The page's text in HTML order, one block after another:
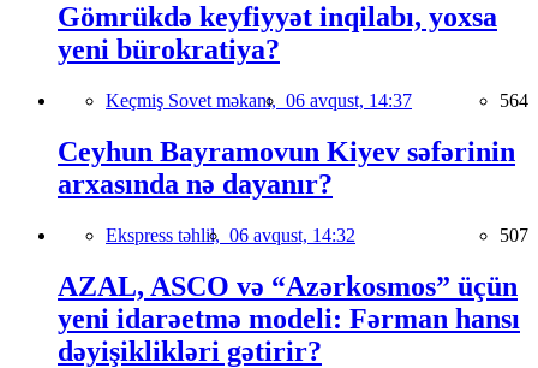
Gömrükdə keyfiyyət inqilabı, yoxsa
yeni bürokratiya?
Keçmiş Sovet məkanı, 06 avqust, 14:37 564
Ceyhun Bayramovun Kiyev səfərinin
arxasında nə dayanır?
Ekspress təhlil, 06 avqust, 14:32 507
AZAL, ASCO və “Azərkosmos” üçün
yeni idarəetmə modeli: Fərman hansı
dəyişiklikləri gətirir?